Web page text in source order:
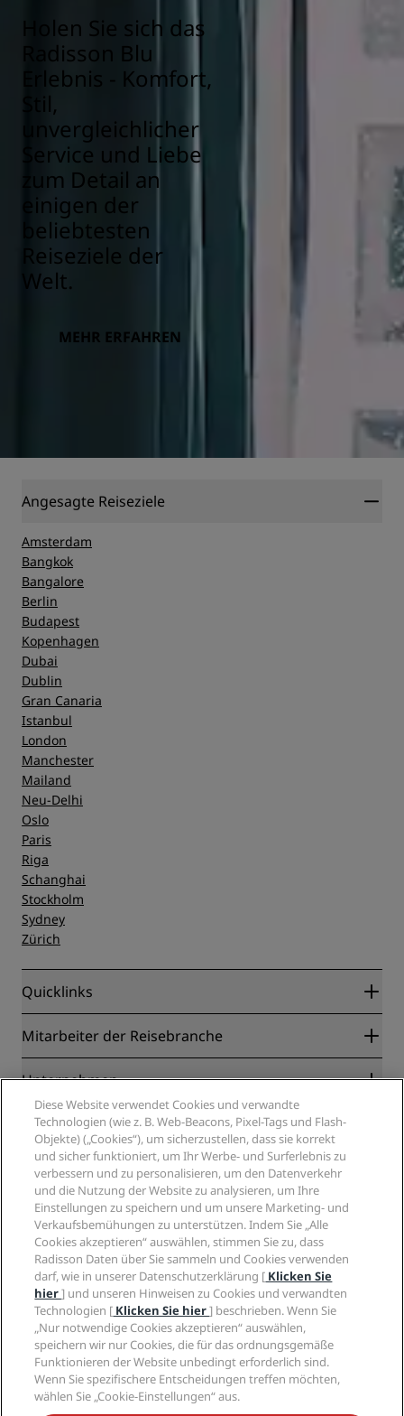
Holen Sie sich das
Radisson Blu
Erlebnis - Komfort,
Stil,
unvergleichlicher
Service und Liebe
zum Detail an
einigen der
beliebtesten
Reiseziele der
Welt.
MEHR ERFAHREN
Angesagte Reiseziele
Amsterdam
Bangkok
Bangalore
Berlin
Budapest
Kopenhagen
Dubai
Dublin
Gran Canaria
Istanbul
London
Manchester
Mailand
Neu-Delhi
Oslo
Paris
Riga
Schanghai
Stockholm
Sydney
Zürich
Quicklinks
Radisson Rewards
Blog
Neue und aufstrebende Hotels
Radisson Hotels APP
„Sports Approved“-Hotels
Familienfreundliche Hotels
Gesundheit & Sicherheit
Mitarbeiter der Reisebranche
Partner
Reisebüros
Unternehmen
Radisson Hotel Group
Medien
Karriere RHG
Karriere PPHE
Karrieren EHL
The Club by RHG
Entwicklungsmöglichkeiten
Responsible Business – Unser Engagement
Einkauf
Rechtliches
Privacy Centre
Rechtliche Hinweise
Radisson Rewards Geschäftsbedingungen
Website-Nutzungsvereinbarung
Digitale Barrierefreiheit
Moderne Sklaverei – Erklärung
Hilfe
Verbrauchermeldungen
Kontakt
FAQ
Inhaltsübersicht
Soziale Medien
Marken von Radisson Hotels
VERPASSEN SIE NIEMALS UNSERE BELIEBTESTEN
Diese Website verwendet Cookies und verwandte
Technologien (wie z. B. Web-Beacons, Pixel-Tags und Flash-
Objekte) („Cookies“), um sicherzustellen, dass sie korrekt
und sicher funktioniert, um Ihr Werbe- und Surferlebnis zu
verbessern und zu personalisieren, um den Datenverkehr
und die Nutzung der Website zu analysieren, um Ihre
Einstellungen zu speichern und um unsere Marketing- und
Verkaufsbemühungen zu unterstützen. Indem Sie „Alle
Cookies akzeptieren“ auswählen, stimmen Sie zu, dass
Radisson Daten über Sie sammeln und Cookies verwenden
darf, wie in unserer Datenschutzerklärung [ Klicken Sie
hier] und unseren Hinweisen zu Cookies und verwandten
Technologien [ Klicken Sie hier] beschrieben. Wenn Sie
„Nur notwendige Cookies akzeptieren“ auswählen,
speichern wir nur Cookies, die für das ordnungsgemäße
Funktionieren der Website unbedingt erforderlich sind.
Wenn Sie spezifischere Entscheidungen treffen möchten,
wählen Sie „Cookie-Einstellungen“ aus.